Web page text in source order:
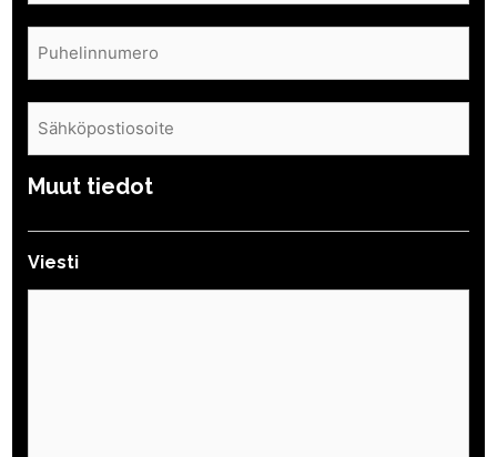
Puhelin
(Pakollinen)
Sähköposti
(Pakollinen)
Muut tiedot
Viesti